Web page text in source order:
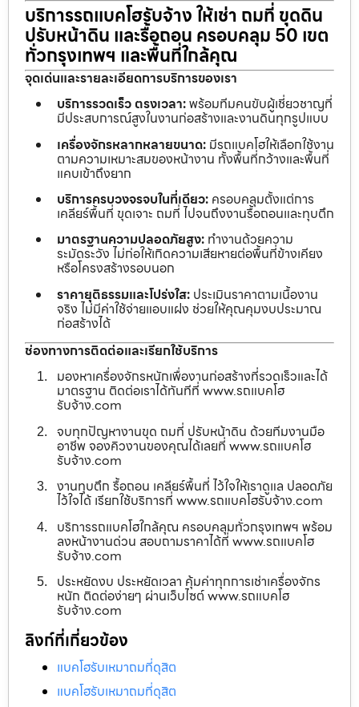
บริการรถแบคโฮรับจ้าง ให้เช่า ถมที่ ขุดดิน
ปรับหน้าดิน และรื้อถอน ครอบคลุม 50 เขต
ทั่วกรุงเทพฯ และพื้นที่ใกล้คุณ
จุดเด่นและรายละเอียดการบริการของเรา
บริการรวดเร็ว ตรงเวลา:พร้อมทีมคนขับผู้เชี่ยวชาญที่
มีประสบการณ์สูงในงานก่อสร้างและงานดินทุกรูปแบบ
เครื่องจักรหลากหลายขนาด: มีรถแบคโฮให้เลือกใช้งาน
ตามความเหมาะสมของหน้างาน ทั้งพื้นที่กว้างและพื้นที่
แคบเข้าถึงยาก
บริการครบวงจรจบในที่เดียว: ครอบคลุมตั้งแต่การ
เคลียร์พื้นที่ ขุดเจาะ ถมที่ ไปจนถึงงานรื้อถอนและทุบตึก
มาตรฐานความปลอดภัยสูง: ทำงานด้วยความ
ระมัดระวัง ไม่ก่อให้เกิดความเสียหายต่อพื้นที่ข้างเคียง
หรือโครงสร้างรอบนอก
ราคายุติธรรมและโปร่งใส: ประเมินราคาตามเนื้องาน
จริง ไม่มีค่าใช้จ่ายแอบแฝง ช่วยให้คุณคุมงบประมาณ
ก่อสร้างได้
ช่องทางการติดต่อและเรียกใช้บริการ
มองหาเครื่องจักรหนักเพื่องานก่อสร้างที่รวดเร็วและได้
มาตรฐาน ติดต่อเราได้ทันทีที่ www.รถแบคโฮ
รับจ้าง.com
จบทุกปัญหางานขุด ถมที่ ปรับหน้าดิน ด้วยทีมงานมือ
อาชีพ จองคิวงานของคุณได้เลยที่ www.รถแบคโฮ
รับจ้าง.com
งานทุบตึก รื้อถอน เคลียร์พื้นที่ ไว้ใจให้เราดูแล ปลอดภัย
ไว้ใจได้ เรียกใช้บริการที่ www.รถแบคโฮรับจ้าง.com
บริการรถแบคโฮใกล้คุณ ครอบคลุมทั่วกรุงเทพฯ พร้อม
ลงหน้างานด่วน สอบถามราคาได้ที่ www.รถแบคโฮ
รับจ้าง.com
ประหยัดงบ ประหยัดเวลา คุ้มค่าทุกการเช่าเครื่องจักร
หนัก ติดต่อง่ายๆ ผ่านเว็บไซต์ www.รถแบคโฮ
รับจ้าง.com
ลิงก์ที่เกี่ยวข้อง
แบคโฮรับเหมาถมที่ดุสิต
แบคโฮรับเหมาถมที่ดุสิต